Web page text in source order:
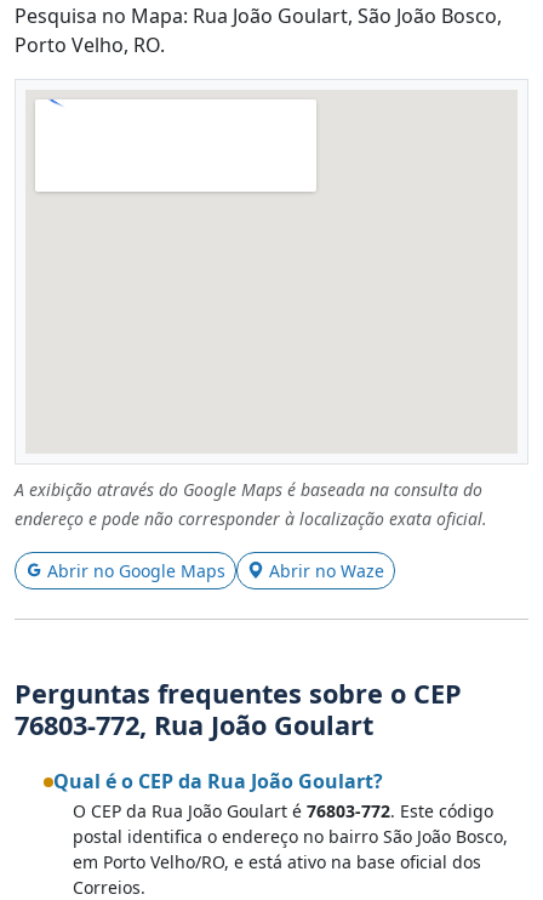
Pesquisa no Mapa: Rua João Goulart, São João Bosco,
Porto Velho, RO.
A exibição através do Google Maps é baseada na consulta do
endereço e pode não corresponder à localização exata oficial.
Abrir no Google Maps Abrir no Waze
Perguntas frequentes sobre o CEP
76803-772, Rua João Goulart
Qual é o CEP da Rua João Goulart?
O CEP da Rua João Goulart é 76803-772. Este código
postal identifica o endereço no bairro São João Bosco,
em Porto Velho/RO, e está ativo na base oficial dos
Correios.